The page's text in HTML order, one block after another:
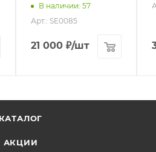
В наличии: 57
Арт.: SE0085
21 000 ₽/шт
КАТАЛОГ
АКЦИИ